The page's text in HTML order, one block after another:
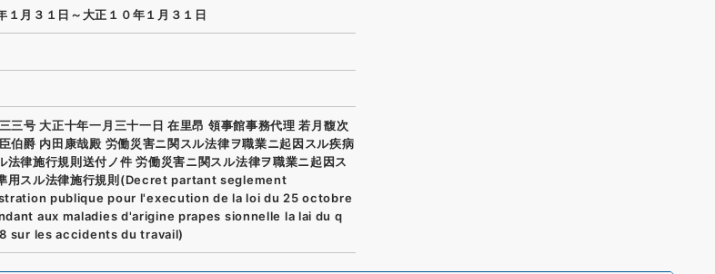
１月３１日～大正１０年１月３１日
三号 大正十年一月三十一日 在里昂 領事館事務代理 若月馥次
伯爵 内田康哉殿 労働災害ニ関スル法律ヲ職業ニ起因スル疾病
法律施行規則送付ノ件 労働災害ニ関スル法律ヲ職業ニ起因ス
用スル法律施行規則(Decret partant seglement
publique pour l'execution de la loi du 25 octobre
aux maladies d'arigine prapes sionnelle la lai du q
sur les accidents du travail)